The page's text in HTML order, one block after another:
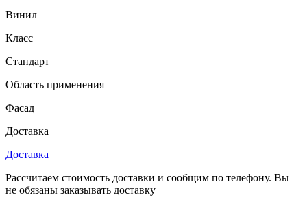
Винил
Класс
Стандарт
Область применения
Фасад
Доставка
Доставка
Рассчитаем стоимость доставки и сообщим по телефону. Вы
не обязаны заказывать доставку